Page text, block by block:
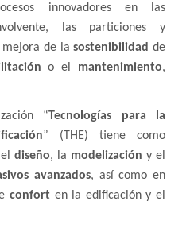
innovadores en las
las particiones y
mejora de lasostenibilidad de
o el mantenimiento,
“Tecnologías para la
” (THE) tiene como
diseño, la modelización y el
avanzados, así como en
confort en la edificación y el